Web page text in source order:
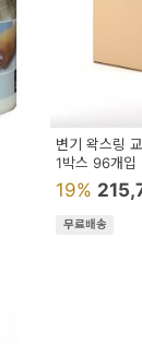
변기 왁스링
1박스 96개입
19%
무료배송